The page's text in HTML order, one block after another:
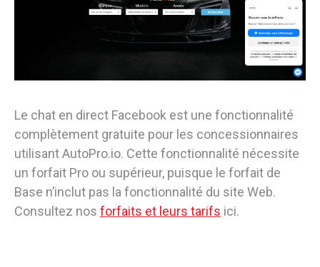
Le chat en direct Facebook est une fonctionnalité
complètement gratuite pour les concessionnaires
utilisant AutoPro.io. Cette fonctionnalité nécessite
un forfait Pro ou supérieur, puisque le forfait de
Base n’inclut pas la fonctionnalité du site Web.
Consultez nos forfaits et leurs tarifs ici.